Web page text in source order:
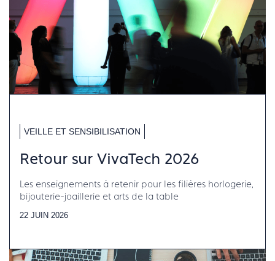
VEILLE ET SENSIBILISATION
Retour sur VivaTech 2026
Les enseignements à retenir pour les filières horlogerie,
bijouterie-joaillerie et arts de la table
22 JUIN 2026